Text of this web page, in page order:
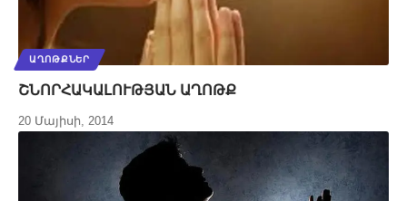
ԱՂՈԹՔՆԵՐ
ՇՆՈՐՀԱԿԱԼՈՒԹՅԱՆ ԱՂՈԹՔ
20 Մայիսի, 2014